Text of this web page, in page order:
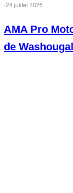
·24 juillet 2026
AMA Pro
de Washougal